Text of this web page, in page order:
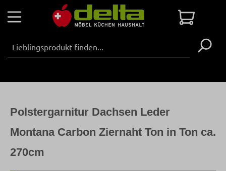
Zum Hauptinhalt springen
Polstergarnitur Dachsen Leder
Montana Carbon Ziernaht Ton in Ton ca.
270cm